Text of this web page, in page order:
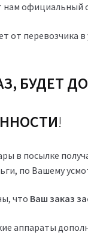
нам официальный
от перевозчика в
БУДЕТ
!
в посылке
по Вашему
что Ваш заказ
аппараты